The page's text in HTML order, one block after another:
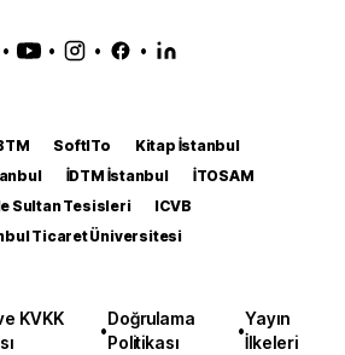
• • • •
SoftITo
Kitap İstanbul
İDTM İstanbul
İTOSAM
Sultan Tesisleri
ICVB
Ticaret Üniversitesi
KVKK
•
Doğrulama
Politikası
•
Yayın
İlkeleri